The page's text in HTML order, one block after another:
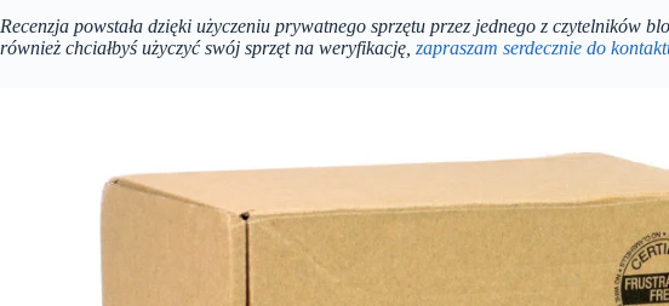
Recenzja powstała dzięki użyczeniu prywatnego sprzętu przez jednego z
również chciałbyś użyczyć swój sprzęt na weryfikację, zapraszam serdecznie do